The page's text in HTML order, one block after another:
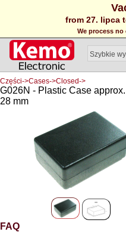
from 27. lipca
We process no
Części->Cases->Closed->
G026N - Plastic Case
28 mm
FAQ